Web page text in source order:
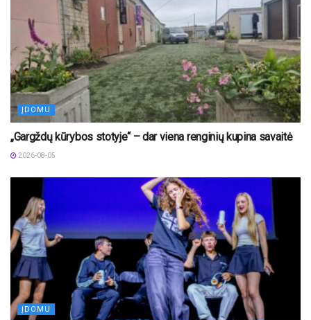
ĮDOMU
„Gargždų kūrybos stotyje“ – dar viena renginių kupina savaitė
2026-08-05
ĮDOMU